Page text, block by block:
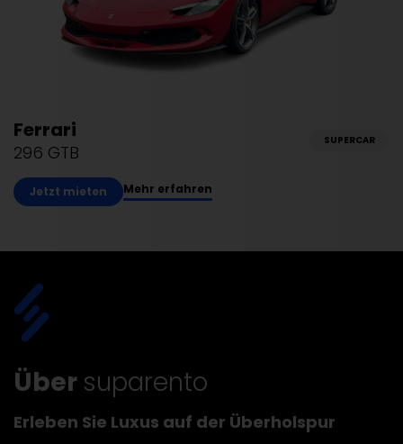
Ferrari
296 GTB
SUPERCAR
Jetzt mieten Mehr erfahren
Über suparento
Erleben Sie Luxus auf der Überholspur